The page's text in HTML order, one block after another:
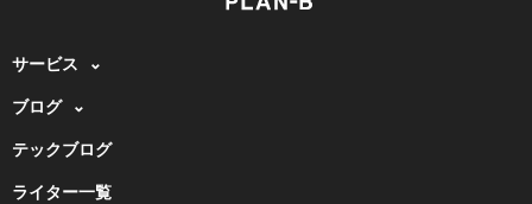
サービス
ブログ
テックブログ
ライター一覧